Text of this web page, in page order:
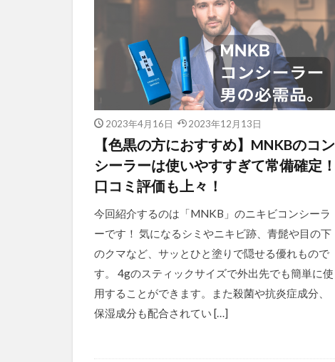
2023年4月16日 2023年12月13日
【色黒の方におすすめ】MNKBのコン
シーラーは使いやすすぎて常備確定！
口コミ評価も上々！
今回紹介するのは「MNKB」のニキビコンシーラ
ーです！ 気になるシミやニキビ跡、青髭や目の下
のクマなど、サッとひと塗りで隠せる優れもので
す。 4gのスティックサイズで外出先でも簡単に使
用することができます。また殺菌や抗炎症成分、
保湿成分も配合されてい […]